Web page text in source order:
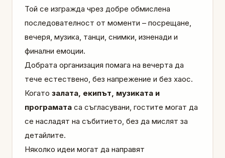
Той се изгражда чрез добре обмислена
последователност от моменти – посрещане,
вечеря, музика, танци, снимки, изненади и
финални емоции.
Добрата организация помага на вечерта да
тече естествено, без напрежение и без хаос.
Когато залата, екипът, музиката и
програмата са съгласувани, гостите могат да
се насладят на събитието, без да мислят за
детайлите.
Няколко идеи могат да направят